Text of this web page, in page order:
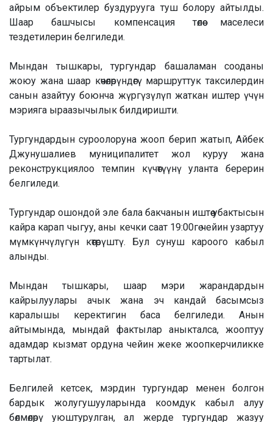
айрым объектилер буздурууга туш болору айтылды.
Шаар башчысы компенсация төлөө маселеси
тездетилерин белгиледи.
Мындан тышкары, тургундар башаламан сооданы
жоюу жана шаар көчөлөрүндөгү маршруттук таксилердин
санын азайтуу боюнча жүргүзүлүп жаткан иштер үчүн
мэрияга ыраазычылык билдиришти.
Тургундардын суроолоруна жооп берип жатып, Айбек
Джунушалиев муниципалитет жол куруу жана
реконструкциялоо темпин күчөтүүнү уланта берерин
белгиледи.
Тургундар ошондой эле бала бакчанын иштөө убактысын
кайра карап чыгуу, аны кечки саат 19:00гө чейин узартуу
мүмкүнчүлүгүн көтөрүштү. Бул сунуш кароого кабыл
алынды.
Мындан тышкары, шаар мэри жарандардын
кайрылуулары ачык жана эч кандай басымсыз
каралышы керектигин баса белгиледи. Анын
айтымында, мындай фактылар аныкталса, жооптуу
адамдар кызмат ордуна чейин жеке жоопкерчиликке
тартылат.
Белгилей кетсек, мэрдин тургундар менен болгон
бардык жолугушууларында коомдук кабыл алуу
бөлмөлөрү уюштурулган, ал жерде тургундар жазуу